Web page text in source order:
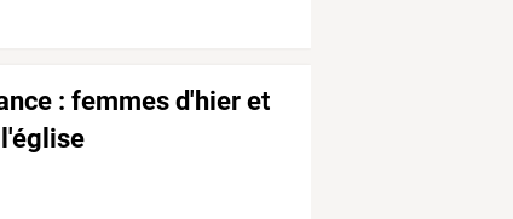
: femmes d'hier et